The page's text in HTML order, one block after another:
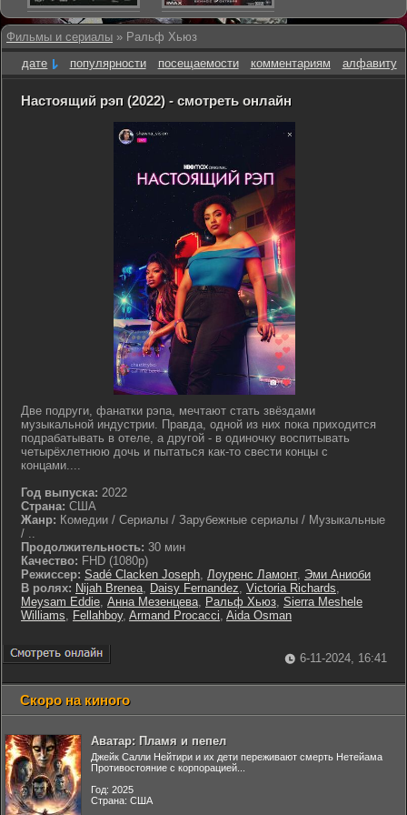
Фильмы и сериалы » Ральф Хьюз
дате
популярности посещаемости комментариям алфавиту
Настоящий рэп (2022) - смотреть онлайн
Две подруги, фанатки рэпа, мечтают стать звёздами
музыкальной индустрии. Правда, одной из них пока приходится
подрабатывать в отеле, а другой - в одиночку воспитывать
четырёхлетнюю дочь и пытаться как-то свести концы с
концами....
Год выпуска: 2022
Страна: США
Жанр: Комедии / Сериалы / Зарубежные сериалы / Музыкальные
/ ..
Продолжительность: 30 мин
Качество: FHD (1080p)
Режиссер: Sadé Clacken Joseph, Лоуренс Ламонт, Эми Аниоби
В ролях: Nijah Brenea, Daisy Fernandez, Victoria Richards,
Meysam Eddie, Анна Мезенцева, Ральф Хьюз, Sierra Meshele
Williams, Fellahboy, Armand Procacci, Aida Osman
6-11-2024, 16:41
Скоро на киного
Аватар: Пламя и пепел
Джейк Салли Нейтири и их дети переживают смерть Нетейама
Противостояние с корпорацией...
Год: 2025
Страна: США